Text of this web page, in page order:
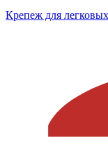
Крепеж для